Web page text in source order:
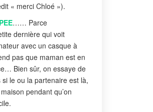
« merci Chloé »).
…… Parce
dernière qui voit
avec un casque à
pas que maman est en
Bien sûr, on essaye de
le ou la partenaire est là,
pendant qu’on